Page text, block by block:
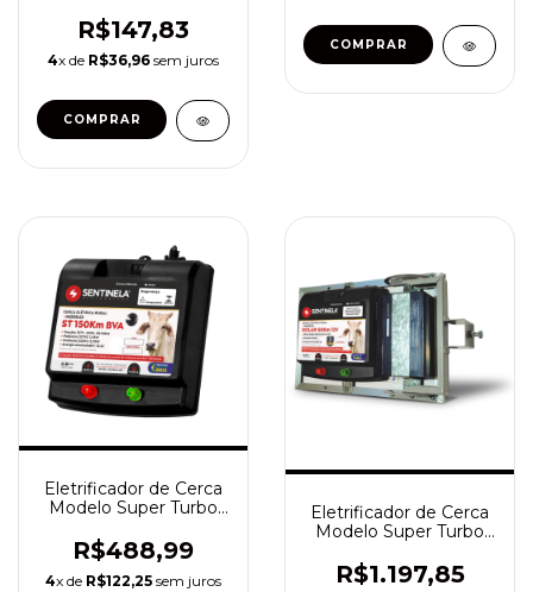
R$147,83
4x de R$36,96 sem juros
Eletrificador de Cerca
Modelo Super Turbo
R$488,99
4x de R$122,25 sem juros
Eletrificador de Cerca
Modelo Super Turbo
Solar
R$1.197,85